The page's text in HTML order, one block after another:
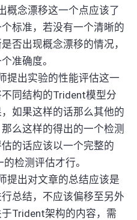
概念漂移这一个点应该了
标准，若没有一个清晰的
否出现概念漂移的情况，
准确度。
提出实验的性能评估这一
同结构的Trident模型分
如果这样的话那么其他的
么这样的得出的一个检测
的话应该以一个完整的
检测评估才行。
提出对文章的总结应该是
总结，不应该偏移至另外
Trident架构的内容，需